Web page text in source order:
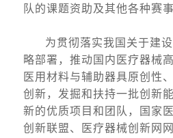
队的课题资助及其他各种赛事
为贯彻落实我国关于建
略部署，推动国内医疗器械
医用材料与辅助器具原创性
创新，发掘和扶持一批创新
新的优质项目和团队，国家
创新联盟、医疗器械创新网